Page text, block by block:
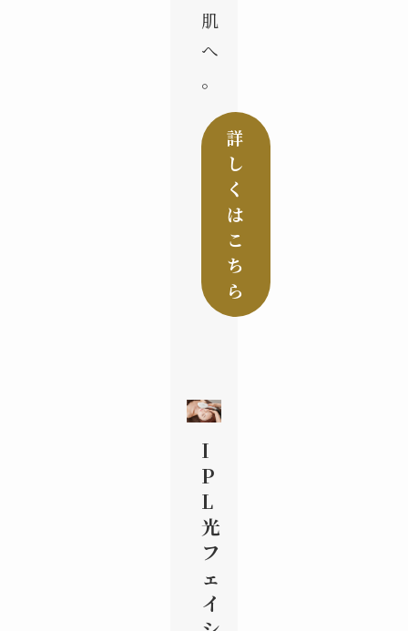
肌
へ
。
詳
し
く
は
こ
ち
ら
I
P
L
光
フ
ェ
イ